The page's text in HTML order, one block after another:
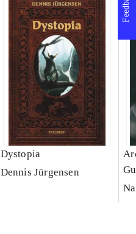
Dystopia
Dennis Jürgensen